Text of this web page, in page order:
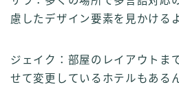
慮したデザイン要素を見かける
ジェイク：部屋のレイアウトま
せて変更しているホテルもある